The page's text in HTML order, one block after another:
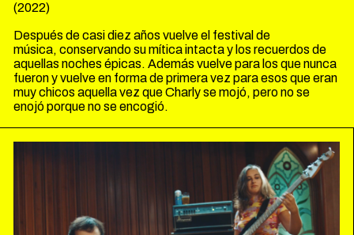
Notas
Contacto
ENGLISH
(2022)
Después de casi diez años vuelve el festival de
música, conservando su mítica intacta y los recuerdos de
aquellas noches épicas. Además vuelve para los que nunca
fueron y vuelve en forma de primera vez para esos que eran
muy chicos aquella vez que Charly se mojó, pero no se
enojó porque no se encogió.